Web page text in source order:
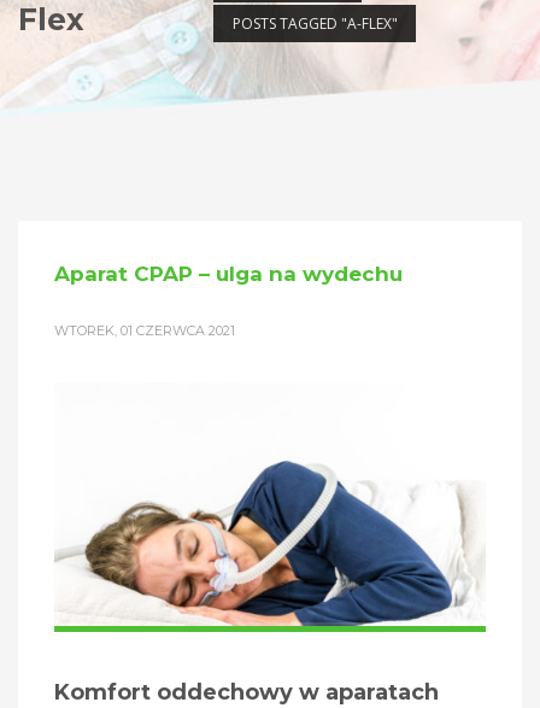
POSTS TAGGED "A-FLEX"
Flex
Aparat CPAP – ulga na wydechu
WTOREK, 01 CZERWCA 2021
Komfort oddechowy w aparatach